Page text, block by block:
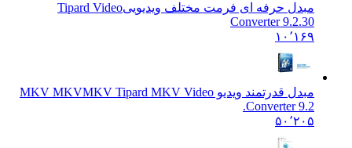
مبدل حرفه ای فرمت مختلف ویدیوییTipard Video
Converter 9.2.30
۱۰٬۱۶۹
مبدل قدرتمند ویدیو MKV MKV MKV Tipard MKV Video
Converter 9.2.
۵۰٬۲۰۵